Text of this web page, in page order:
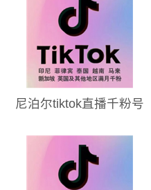
尼泊尔tiktok直播千粉号